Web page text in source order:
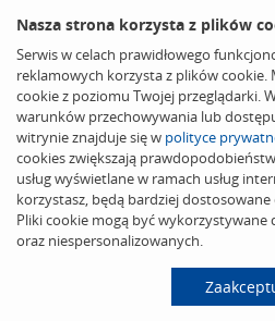
Nasza strona korzysta z plików
Serwis w celach prawidłowego
reklamowych korzysta z plików cookie.
cookie z poziomu Twojej przeglądarki.
warunków przechowywania lub
witrynie znajduje się w polityce
cookies zwiększają
usług wyświetlane w ramach usług
korzystasz, będą bardziej
Pliki cookie mogą być
oraz niespersonalizowanych.